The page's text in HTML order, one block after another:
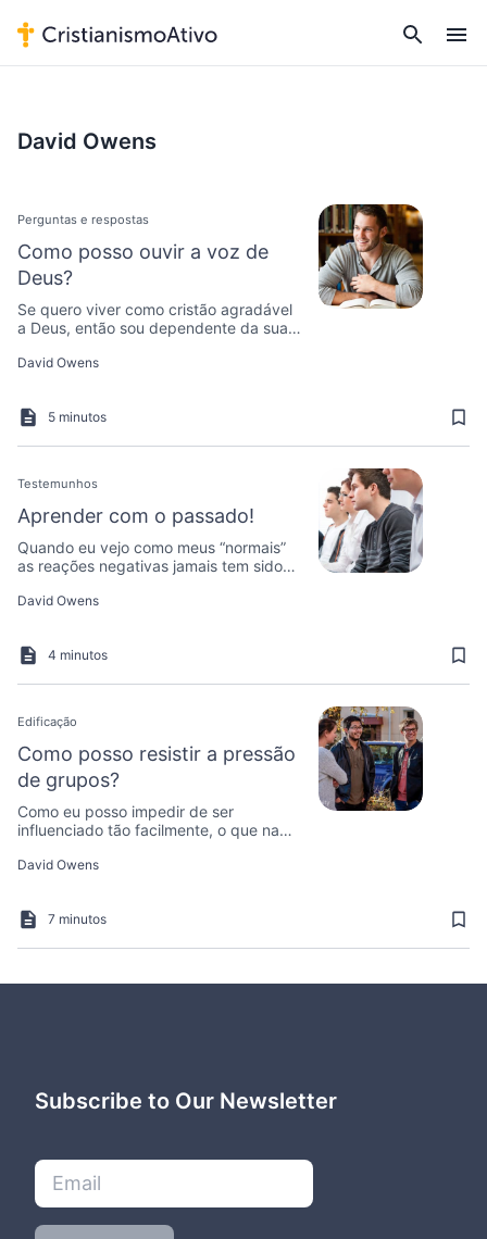
David Owens
Perguntas e respostas
Como posso ouvir a voz de
Deus?
Se quero viver como cristão agradável
a Deus, então sou dependente da sua
ouvir a voz de Deus?
David Owens
5 minutos
Testemunhos
Aprender com o passado!
Quando eu vejo como meus “normais”
as reações negativas jamais tem sido
eu recebo o desejo de fazer as coisas
David Owens
4 minutos
Edificação
Como posso resistir a pressão
de grupos?
Como eu posso impedir de ser
influenciado tão facilmente, o que na
David Owens
7 minutos
Subscribe to Our Newsletter